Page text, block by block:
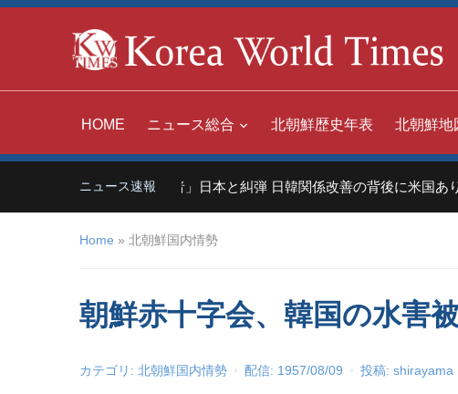
HOME ニュース総合 北朝鮮歴史年表 北朝鮮地
ニュース速報
中国「世界の嫌われ者」日本と糾弾 日韓関係改善の背後に米国あり
Home » 北朝鮮国内情勢
朝鮮赤十字会、韓国の水害
カテゴリ: 北朝鮮国内情勢 配信: 1957/08/09 投稿: shirayama